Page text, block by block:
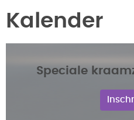
Kalender
Speciale